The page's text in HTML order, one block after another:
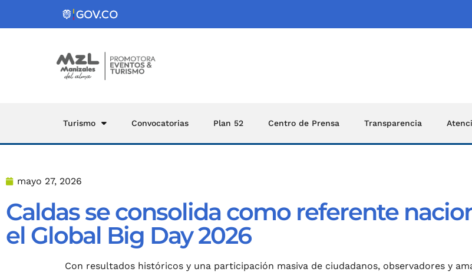
Turismo Convocatorias Plan 52 Centro de Prensa Transparencia
mayo 27, 2026
Caldas se consolida como referente
el Global Big Day 2026
Con resultados históricos y una participación masiva de ciudadanos, observadores y